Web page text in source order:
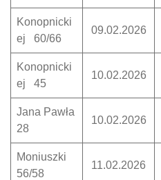
Konopnicki
ej 60/66
09.02.2026
Konopnicki
ej 45
10.02.2026
Jana Pawła
28
10.02.2026
Moniuszki
56/58
11.02.2026